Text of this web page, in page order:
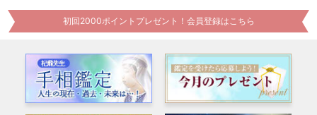
初回2000ポイントプレゼント！会員登録はこちら